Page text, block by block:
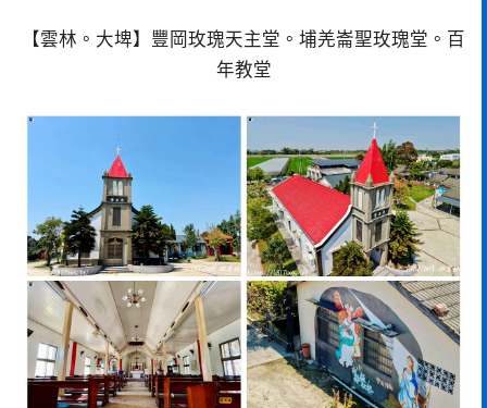
【雲林。大埤】豐岡玫瑰天主堂。埔羌崙聖玫瑰堂。百
年教堂